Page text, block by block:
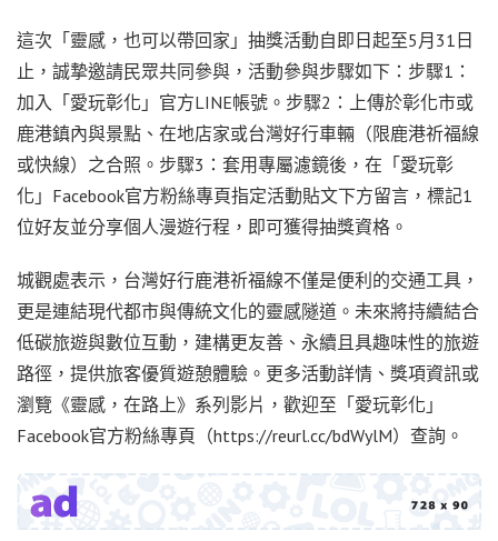
這次「靈感，也可以帶回家」抽獎活動自即日起至5月31日
止，誠摯邀請民眾共同參與，活動參與步驟如下：步驟1：
加入「愛玩彰化」官方LINE帳號。步驟2：上傳於彰化市或
鹿港鎮內與景點、在地店家或台灣好行車輛（限鹿港祈福線
或快線）之合照。步驟3：套用專屬濾鏡後，在「愛玩彰
化」Facebook官方粉絲專頁指定活動貼文下方留言，標記1
位好友並分享個人漫遊行程，即可獲得抽獎資格。
城觀處表示，台灣好行鹿港祈福線不僅是便利的交通工具，
更是連結現代都市與傳統文化的靈感隧道。未來將持續結合
低碳旅遊與數位互動，建構更友善、永續且具趣味性的旅遊
路徑，提供旅客優質遊憩體驗。更多活動詳情、獎項資訊或
瀏覽《靈感，在路上》系列影片，歡迎至「愛玩彰化」
Facebook官方粉絲專頁（https://reurl.cc/bdWylM）查詢。